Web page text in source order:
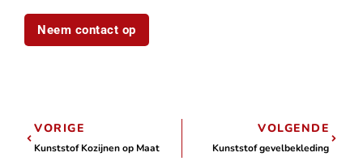
Neem contact op
VORIGE
Kunststof Kozijnen op Maat
VOLGENDE
Kunststof gevelbekleding